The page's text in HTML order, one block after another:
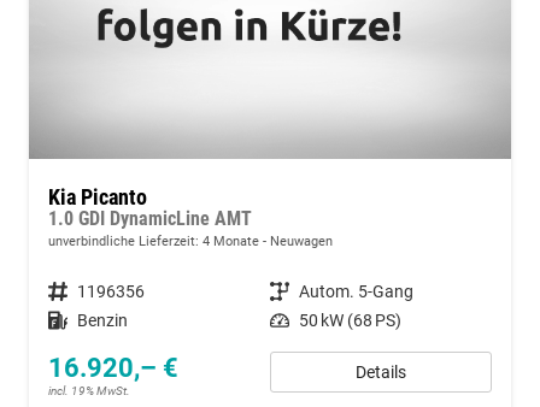
Kia Picanto
1.0 GDI DynamicLine AMT
unverbindliche Lieferzeit: 4 Monate Neuwagen
Fahrzeugnummer 1196356 Getriebe Autom. 5-Gang
Kraftstoff Benzin Leistung 50 kW (68 PS)
16.920,– €
incl. 19% MwSt.
Details